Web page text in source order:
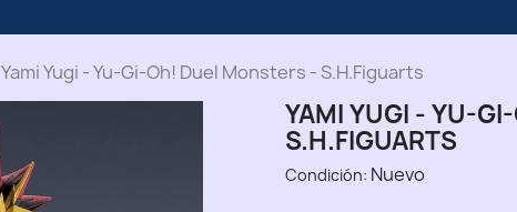
Yami Yugi - Yu-Gi-Oh! Duel Monsters - S.H.Figuarts
YAMI YUGI - YU-
S.H.FIGUARTS
Condición: Nuevo